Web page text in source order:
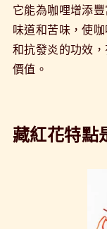
它能為咖哩增添
味道和苦味，使
和抗發炎的功效
價值。
藏紅花特點